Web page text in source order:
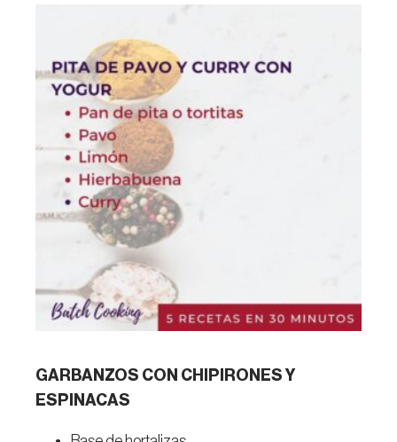
GARBANZOS CON CHIPIRONES Y
ESPINACAS